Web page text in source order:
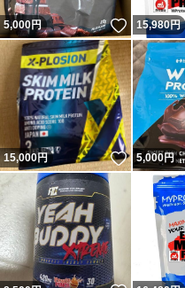
5,000円 いいね！
15,980円
15,000円 いいね！
5,000円